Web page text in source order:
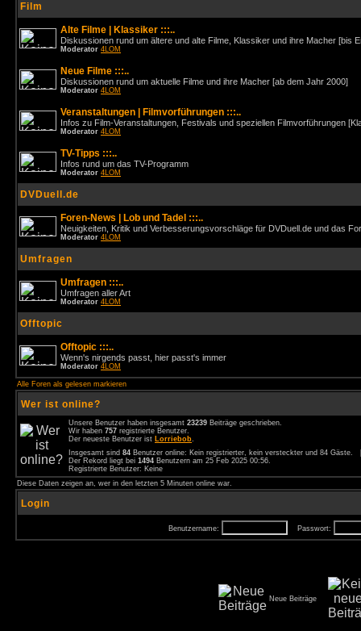
Film
Alte Filme | Klassiker :::..
Diskussionen rund um ältere und alte Filme, Klassiker und ihre Macher [bis
Moderator 4LOM
Neue Filme :::..
Diskussionen rund um aktuelle Filme und ihre Macher [ab dem Jahr 2000]
Moderator 4LOM
Veranstaltungen | Filmvorführungen :::..
Infos zu Film-Veranstaltungen, Festivals und speziellen Filmvorführungen
Moderator 4LOM
TV-Tipps :::..
Infos rund um das TV-Programm
Moderator 4LOM
DVDuell.de
Foren-News | Lob und Tadel :::..
Neuigkeiten, Kritik und Verbesserungsvorschläge für DVDuell.de und das
Moderator 4LOM
Umfragen
Umfragen :::..
Umfragen aller Art
Moderator 4LOM
Offtopic
Offtopic :::..
Wenn's nirgends passt, hier passt's immer
Moderator 4LOM
Alle Foren als gelesen markieren
Wer ist online?
Unsere Benutzer haben insgesamt 23239 Beiträge geschrieben.
Wir haben 757 registrierte Benutzer.
Der neueste Benutzer ist Lorriebob.
Insgesamt sind 84 Benutzer online: Kein registrierter, kein versteckter und 84
Der Rekord liegt bei 1494 Benutzern am 25 Feb 2025 00:56.
Registrierte Benutzer: Keine
Diese Daten zeigen an, wer in den letzten 5 Minuten online war.
Login
Benutzername: Passwort:
Neue Beiträge